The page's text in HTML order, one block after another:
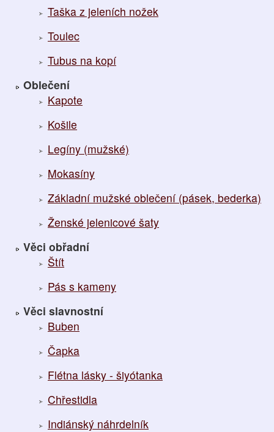
Taška z jeleních nožek
Toulec
Tubus na kopí
Oblečení
Kapote
Košile
Legíny (mužské)
Mokasíny
Základní mužské oblečení (pásek, bederka)
Ženské jelenicové šaty
Věci obřadní
Štít
Pás s kameny
Věci slavnostní
Buben
Čapka
Flétna lásky - šiyótanka
Chřestidla
Indiánský náhrdelník